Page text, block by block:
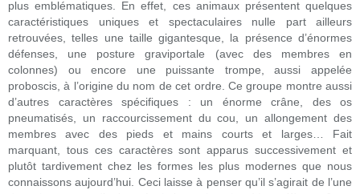
plus emblématiques. En effet, ces animaux présentent quelques
caractéristiques uniques et spectaculaires nulle part ailleurs
retrouvées, telles une taille gigantesque, la présence d’énormes
défenses, une posture graviportale (avec des membres en
colonnes) ou encore une puissante trompe, aussi appelée
proboscis, à l’origine du nom de cet ordre. Ce groupe montre aussi
d’autres caractères spécifiques : un énorme crâne, des os
pneumatisés, un raccourcissement du cou, un allongement des
membres avec des pieds et mains courts et larges… Fait
marquant, tous ces caractères sont apparus successivement et
plutôt tardivement chez les formes les plus modernes que nous
connaissons aujourd’hui. Ceci laisse à penser qu’il s’agirait de l’une